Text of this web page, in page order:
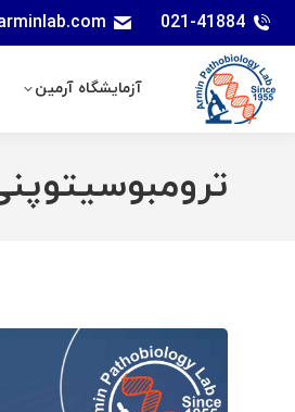
021-41884
آزمایشگاه آرمین
آزمایشگاه آرمین